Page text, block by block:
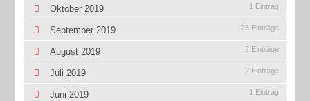
Oktober 2019 1 Eintrag
September 2019 25 Einträge
August 2019 2 Einträge
Juli 2019 2 Einträge
Juni 2019 1 Eintrag